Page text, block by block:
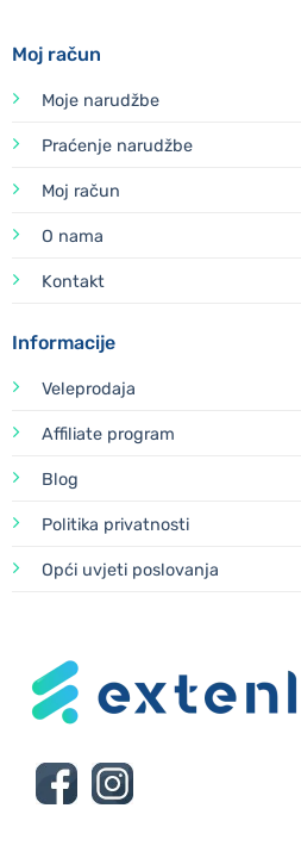
Moj račun
Moje narudžbe
Praćenje narudžbe
Moj račun
O nama
Kontakt
Informacije
Veleprodaja
Affiliate program
Blog
Politika privatnosti
Opći uvjeti poslovanja